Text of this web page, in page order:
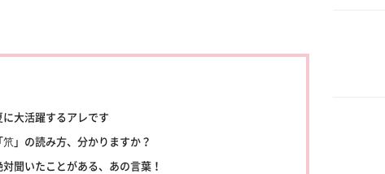
大活躍するアレです
」の読み方、分かりますか？
聞いたことがある、あの言葉！